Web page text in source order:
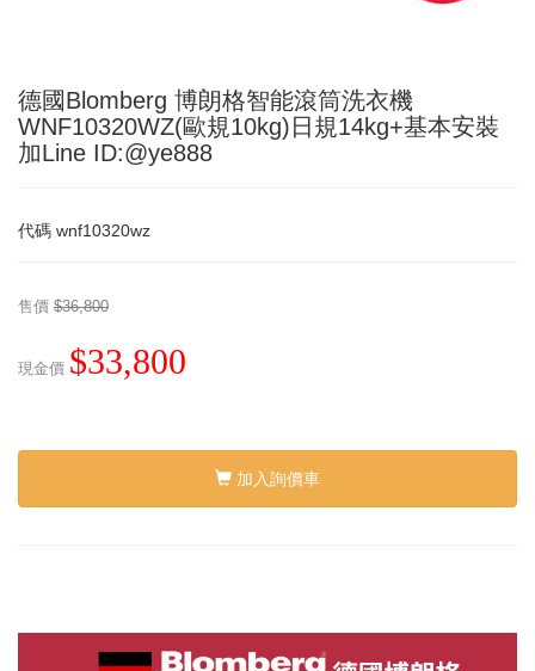
德國Blomberg 博朗格智能滾筒洗衣機
WNF10320WZ(歐規10kg)日規14kg+基本安裝
加Line ID:@ye888
代碼 wnf10320wz
售價 $36,800
現金價 $33,800
加入詢價車